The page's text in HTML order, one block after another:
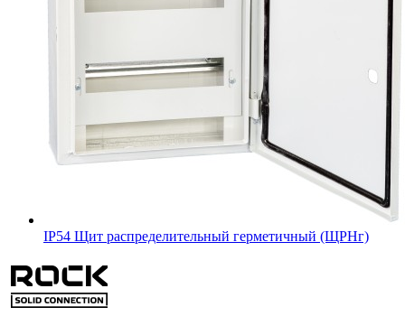
IP54 Щит распределительный герметичный (ЩРНг)